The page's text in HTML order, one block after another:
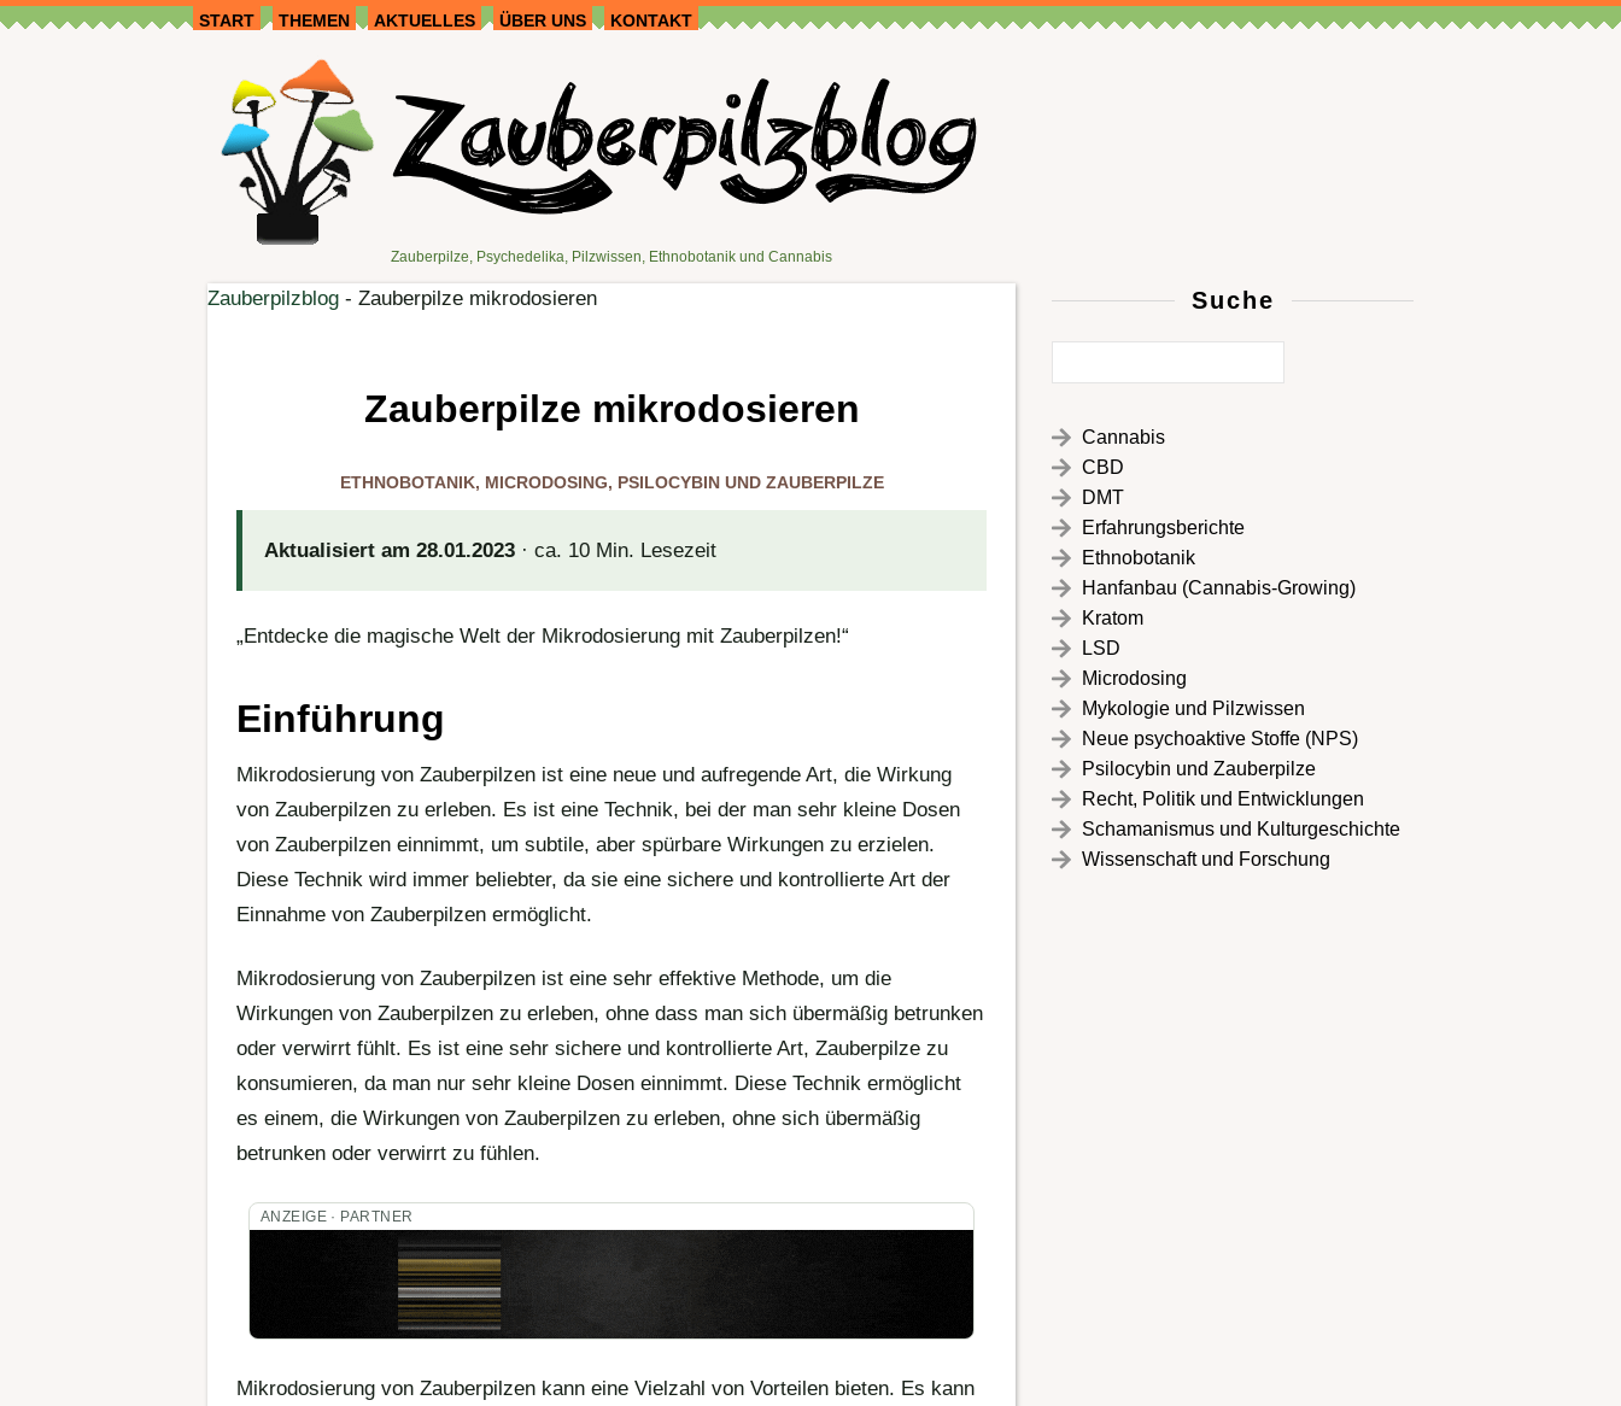
START THEMEN AKTUELLES ÜBER UNS KONTAKT
Zauberpilze, Psychedelika, Pilzwissen, Ethnobotanik und Cannabis
Zauberpilzblog - Zauberpilze mikrodosieren
Zauberpilze mikrodosieren
ETHNOBOTANIK, MICRODOSING, PSILOCYBIN UND ZAUBERPILZE
Aktualisiert am 28.01.2023· ca. 10 Min. Lesezeit
„Entdecke die magische Welt der Mikrodosierung mit Zauberpilzen!“
Einführung
Mikrodosierung von Zauberpilzen ist eine neue und aufregende Art, die Wirkung
von Zauberpilzen zu erleben. Es ist eine Technik, bei der man sehr kleine Dosen
von Zauberpilzen einnimmt, um subtile, aber spürbare Wirkungen zu erzielen.
Diese Technik wird immer beliebter, da sie eine sichere und kontrollierte Art der
Einnahme von Zauberpilzen ermöglicht.
Mikrodosierung von Zauberpilzen ist eine sehr effektive Methode, um die
Wirkungen von Zauberpilzen zu erleben, ohne dass man sich übermäßig betrunken
oder verwirrt fühlt. Es ist eine sehr sichere und kontrollierte Art, Zauberpilze zu
konsumieren, da man nur sehr kleine Dosen einnimmt. Diese Technik ermöglicht
es einem, die Wirkungen von Zauberpilzen zu erleben, ohne sich übermäßig
betrunken oder verwirrt zu fühlen.
ANZEIGE · PARTNER
Mikrodosierung von Zauberpilzen kann eine Vielzahl von Vorteilen bieten. Es kann
Suche
Cannabis
CBD
DMT
Erfahrungsberichte
Ethnobotanik
Hanfanbau (Cannabis-Growing)
Kratom
LSD
Microdosing
Mykologie und Pilzwissen
Neue psychoaktive Stoffe (NPS)
Psilocybin und Zauberpilze
Recht, Politik und Entwicklungen
Schamanismus und Kulturgeschichte
Wissenschaft und Forschung